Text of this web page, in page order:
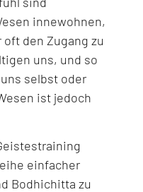
innewohnen,
den Zugang zu
uns, und so
selbst oder
ist jedoch
einfacher
Bodhichitta zu